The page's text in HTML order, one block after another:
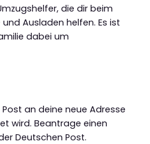
die dir beim
Ausladen helfen. Es ist
dabei um
an deine neue Adresse
wird. Beantrage einen
Deutschen Post.